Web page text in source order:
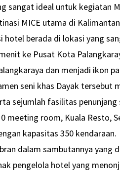
sangat ideal untuk kegiatan
MICE utama di
hotel berada di lokasi yang
ke Pusat Kota
dan menjadi ikon
seni khas Dayak tersebut
sejumlah fasilitas penunjang
meeting room, Kuala Resto,
kapasitas 350 kendaraan.
dalam sambutannya yang
pengelola hotel yang